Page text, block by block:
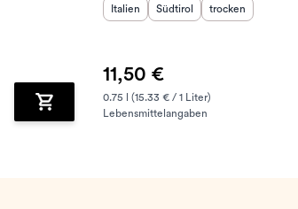
Zum Warenkorb hinzufügen
Herkunftsland:
Italien Herkunftsregion:
Südtirol Geschmack
trocken
11,50 €
0.75 l (15.33 € / 1 Liter)
Lebensmittelangaben